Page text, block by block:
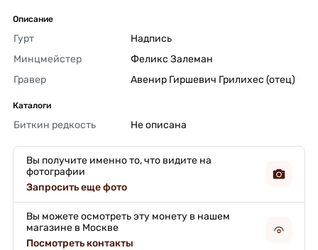
Описание
Гурт
Надпись
Минцмейстер
Феликс Залеман
Гравер
Авенир Гиршевич Грилихес (отец)
Каталоги
Биткин редкость Не описана
Вы получите именно то, что видите на
фотографии
Запросить еще фото
Вы можете осмотреть эту монету в нашем
магазине в Москве
Посмотреть контакты